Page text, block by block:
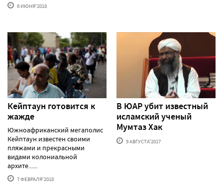
6 ИЮНЯ'2018
Кейптаун готовится к
жажде
Южноафриканский мегаполис
Кейптаун известен своими
пляжами и прекрасными
видами колониальной
архите......
7 ФЕВРАЛЯ'2018
В ЮАР убит известный
исламский ученый
Мумтаз Хак
9 АВГУСТА'2017